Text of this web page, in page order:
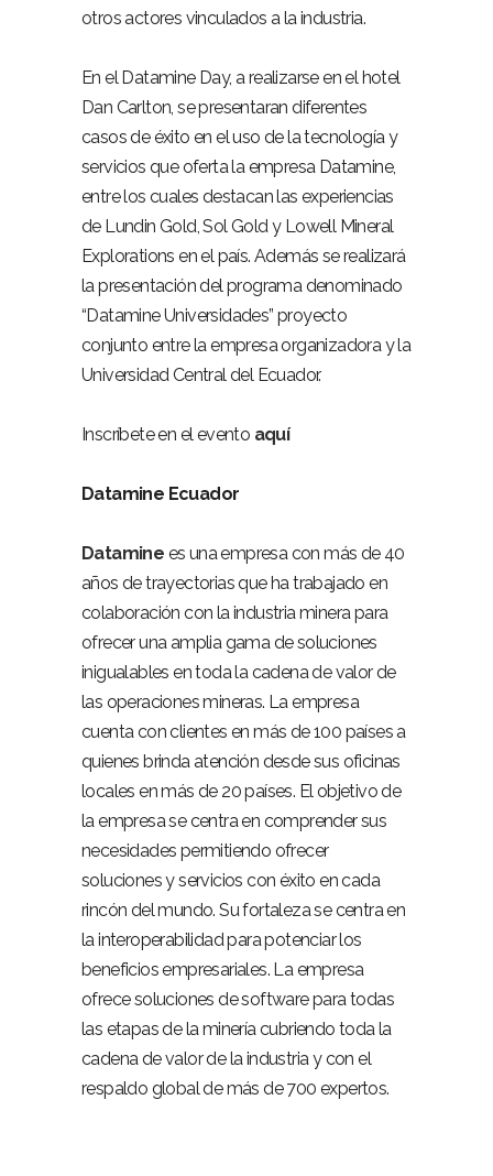
otros actores vinculados a la industria.
En el Datamine Day, a realizarse en el hotel
Dan Carlton, se presentaran diferentes
casos de éxito en el uso de la tecnología y
servicios que oferta la empresa Datamine,
entre los cuales destacan las experiencias
de Lundin Gold, Sol Gold y Lowell Mineral
Explorations en el país. Además se realizará
la presentación del programa denominado
“Datamine Universidades” proyecto
conjunto entre la empresa organizadora y la
Universidad Central del Ecuador.
Inscríbete en el evento aquí
Datamine Ecuador
Datamine es una empresa con más de 40
años de trayectorias que ha trabajado en
colaboración con la industria minera para
ofrecer una amplia gama de soluciones
inigualables en toda la cadena de valor de
las operaciones mineras. La empresa
cuenta con clientes en más de 100 países a
quienes brinda atención desde sus oficinas
locales en más de 20 países. El objetivo de
la empresa se centra en comprender sus
necesidades permitiendo ofrecer
soluciones y servicios con éxito en cada
rincón del mundo. Su fortaleza se centra en
la interoperabilidad para potenciar los
beneficios empresariales. La empresa
ofrece soluciones de software para todas
las etapas de la minería cubriendo toda la
cadena de valor de la industria y con el
respaldo global de más de 700 expertos.